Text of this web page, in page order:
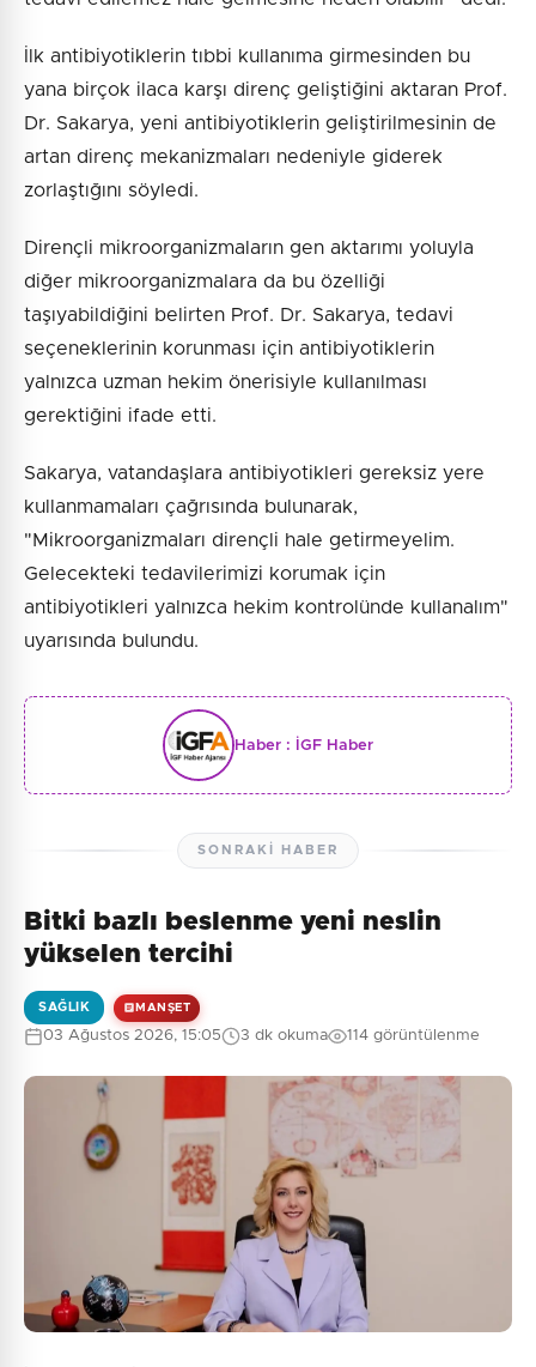
İlk antibiyotiklerin tıbbi kullanıma girmesinden bu
yana birçok ilaca karşı direnç geliştiğini aktaran Prof.
Dr. Sakarya, yeni antibiyotiklerin geliştirilmesinin de
artan direnç mekanizmaları nedeniyle giderek
zorlaştığını söyledi.
Dirençli mikroorganizmaların gen aktarımı yoluyla
diğer mikroorganizmalara da bu özelliği
taşıyabildiğini belirten Prof. Dr. Sakarya, tedavi
seçeneklerinin korunması için antibiyotiklerin
yalnızca uzman hekim önerisiyle kullanılması
gerektiğini ifade etti.
Sakarya, vatandaşlara antibiyotikleri gereksiz yere
kullanmamaları çağrısında bulunarak,
"Mikroorganizmaları dirençli hale getirmeyelim.
Gelecekteki tedavilerimizi korumak için
antibiyotikleri yalnızca hekim kontrolünde kullanalım"
uyarısında bulundu.
Haber : İGF Haber
SONRAKI HABER
Bitki bazlı beslenme yeni neslin
yükselen tercihi
SAĞLIK MANŞET
03 Ağustos 2026, 15:05 3 dk okuma 114 görüntülenme